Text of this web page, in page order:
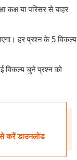
कक्ष या परिसर से बाहर
हर प्रश्न के 5 विकल्प
विकल्प चुने प्रश्न को
करें डाउनलोड